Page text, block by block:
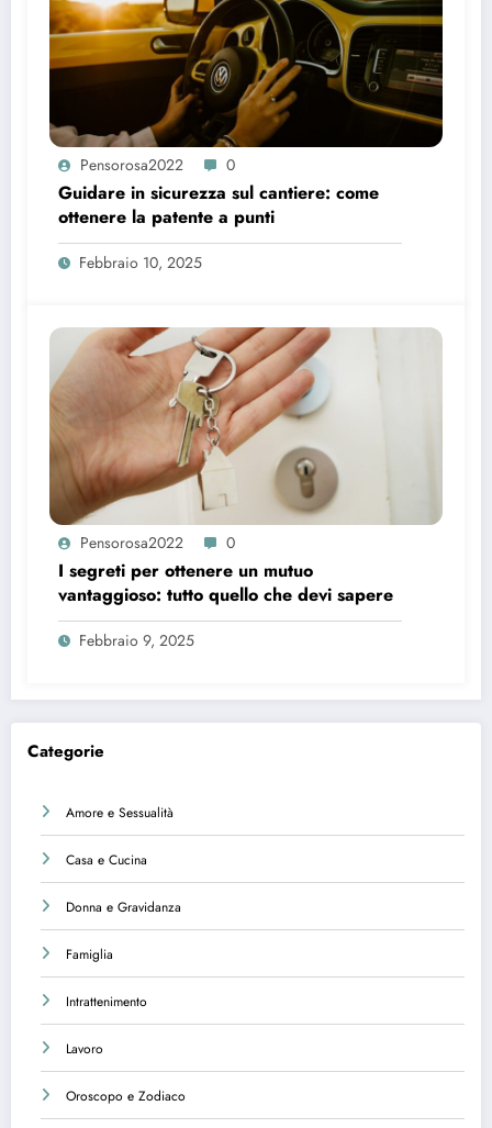
Pensorosa2022 0
Guidare in sicurezza sul cantiere: come
ottenere la patente a punti
Febbraio 10, 2025
Pensorosa2022 0
I segreti per ottenere un mutuo
vantaggioso: tutto quello che devi sapere
Febbraio 9, 2025
Categorie
Amore e Sessualità
Casa e Cucina
Donna e Gravidanza
Famiglia
Intrattenimento
Lavoro
Oroscopo e Zodiaco